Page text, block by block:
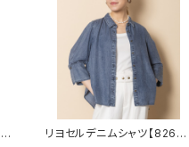
リヨセルデニムシャツ【82641